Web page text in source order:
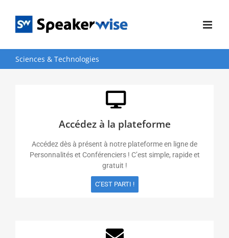
contenu
Sciences & Technologies
Accédez à la plateforme
Accédez dès à présent à notre plateforme en ligne de
Personnalités et Conférenciers ! C’est simple, rapide et
gratuit !
C’EST PARTI !